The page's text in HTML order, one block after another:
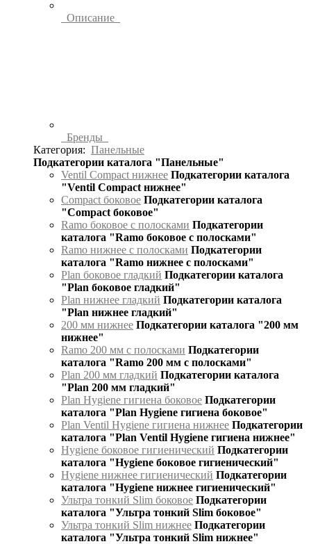
Описание
Бренды
Категория: Панельные
Подкатегории каталога "Панельные"
Ventil Compact нижнее Подкатегории каталога
"Ventil Compact нижнее"
Compact боковое Подкатегории каталога
"Compact боковое"
Ramo боковое с полосками Подкатегории
каталога "Ramo боковое с полосками"
Ramo нижнее с полосками Подкатегории
каталога "Ramo нижнее с полосками"
Plan боковое гладкий Подкатегории каталога
"Plan боковое гладкий"
Plan нижнее гладкий Подкатегории каталога
"Plan нижнее гладкий"
200 мм нижнее Подкатегории каталога "200 мм
нижнее"
Ramo 200 мм с полосками Подкатегории
каталога "Ramo 200 мм с полосками"
Plan 200 мм гладкий Подкатегории каталога
"Plan 200 мм гладкий"
Plan Hygiene гигиена боковое Подкатегории
каталога "Plan Hygiene гигиена боковое"
Plan Ventil Hygiene гигиена нижнее Подкатегории
каталога "Plan Ventil Hygiene гигиена нижнее"
Hygiene боковое гигиенический Подкатегории
каталога "Hygiene боковое гигиенический"
Hygiene нижнее гигиенический Подкатегории
каталога "Hygiene нижнее гигиенический"
Ультра тонкий Slim боковое Подкатегории
каталога "Ультра тонкий Slim боковое"
Ультра тонкий Slim нижнее Подкатегории
каталога "Ультра тонкий Slim нижнее"